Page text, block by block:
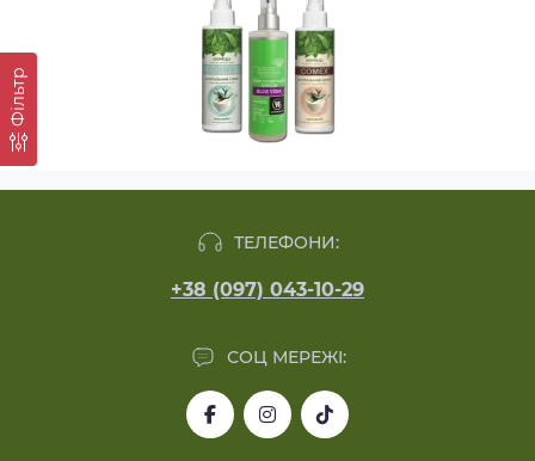
Фільтр
ТЕЛЕФОНИ:
+38 (097) 043-10-29
СОЦ МЕРЕЖІ: